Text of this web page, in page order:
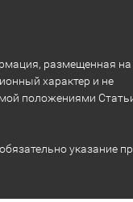
размещенная на
характер и не
положениями
указание